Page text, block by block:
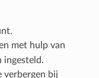
met hulp van
ingesteld.
verbergen bij